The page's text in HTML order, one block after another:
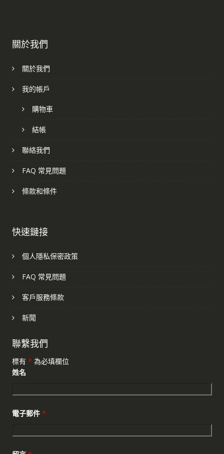
關於我們
關於我們
我的帳戶
購物車
結帳
聯絡我們
FAQ 常見問題
條款和條件
快速鏈接
個人隱私保密政策
FAQ 常見問題
客戶服務條款
新聞
聯繫我們
標有 * 為必填欄位
姓名
電子郵件 *